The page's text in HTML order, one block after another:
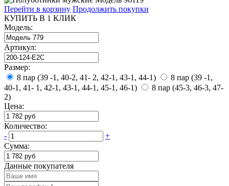
Перейти в корзину Продолжить покупки
КУПИТЬ В 1 КЛИК
Модель:
Артикул:
Размер:
8 пар (39 -1, 40-2, 41- 2, 42-1, 43-1, 44-1)
8 пар (39 -1,
40-1, 41- 1, 42-1, 43-1, 44-1, 45-1, 46-1)
8 пар (45-3, 46-3, 47-
2)
Цена:
Количество:
-
+
Сумма:
Данные покупателя